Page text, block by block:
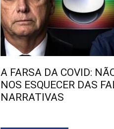
A FARSA DA COVID:
NOS ESQUECER DAS
NARRATIVAS